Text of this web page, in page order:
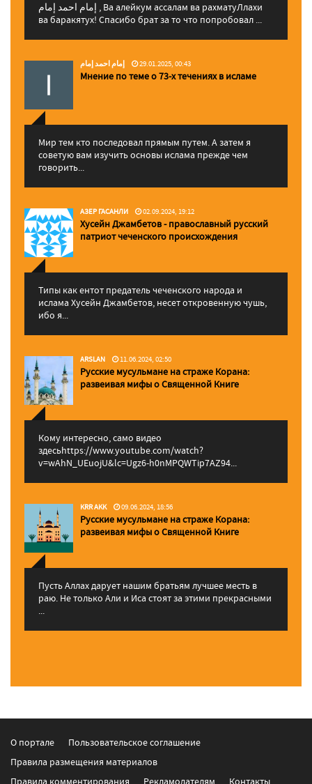
إمام احمد إمام , Ва алейкум ассалам ва рахматуЛлахи
ва баракятух! Спасибо брат за то что попробовал ...
إمام احمد إمام 29.01.2025, 00:43
Мнение по теме о 73-х течениях в исламе
Мир тем кто последовал прямым путем. А затем я
советую вам изучить основы ислама прежде чем
говорить...
АЗЕР ГАСАНЛИ 02.09.2024, 19:12
Хусейн Джамбетов - православный русский
патриот чеченского происхождения
Типы как ентот предатель чеченского народа и
ислама Хусейн Джамбетов, несет откровенную чушь,
ибо я...
ARSLAN 11.06.2024, 02:50
Русские мусульмане на страже Корана:
pазвеивая мифы о Священной Книге
Кому интересно, само видео
здесьhttps://www.youtube.com/watch?
v=wAhN_UEuojU&lc=Ugz6-h0nMPQWTip7AZ94...
KRR AKK 09.06.2024, 18:56
Русские мусульмане на страже Корана:
pазвеивая мифы о Священной Книге
Пусть Аллах дарует нашим братьям лучшее месть в
раю. Не только Али и Иса стоят за этими прекрасными
...
О портале
Пользовательское соглашение
Правила размещения материалов